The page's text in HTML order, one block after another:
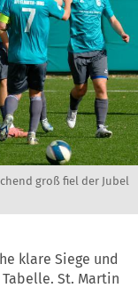
groß fiel der Jubel
klare Siege und
St. Martin